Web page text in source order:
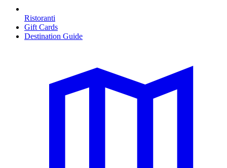
Ristoranti
Gift Cards
Destination Guide